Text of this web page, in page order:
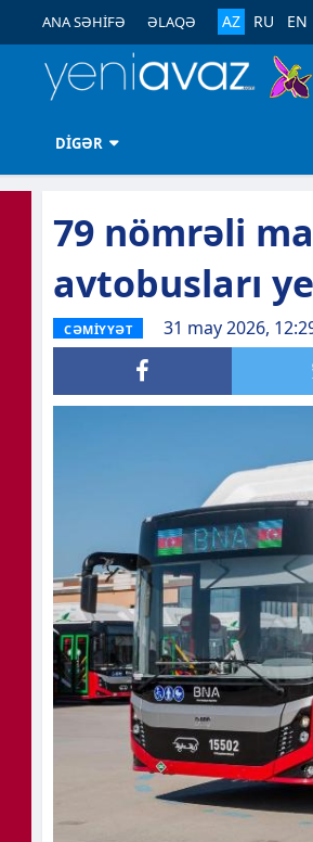
ANA SƏHİFƏ ƏLAQƏ AZ RU EN
DİGƏR
79 nömrəli
avtobusları
CƏMİYYƏT 31 may 2026,